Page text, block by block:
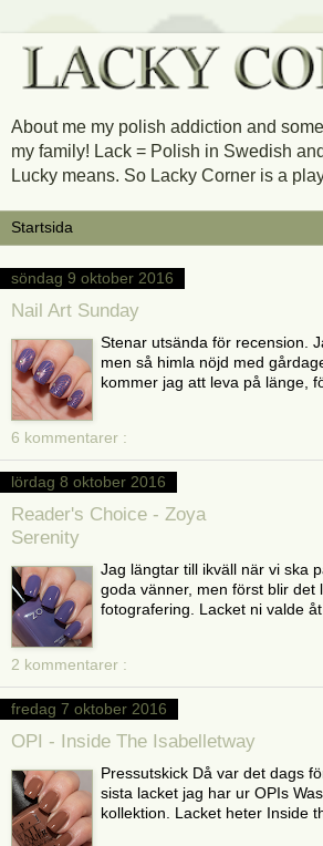
About me my polish addiction and
my family! Lack = Polish in Swedish
Lucky means. So Lacky Corner is a
söndag 9 oktober 2016
Nail Art Sunday
Stenar utsända för recension.
men så himla nöjd med
kommer jag att leva på länge,
6 kommentarer :
lördag 8 oktober 2016
Reader's Choice - Zoya
Serenity
Jag längtar till ikväll när vi ska
goda vänner, men först blir det
fotografering. Lacket ni valde
2 kommentarer :
fredag 7 oktober 2016
OPI - Inside The Isabelletway
Pressutskick Då var det dags
sista lacket jag har ur OPIs
kollektion. Lacket heter Inside